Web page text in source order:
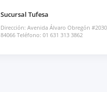
Sucursal Tufesa
Dirección: Avenida Álvaro Obregón
84066 Teléfono: 01 631 313 3862